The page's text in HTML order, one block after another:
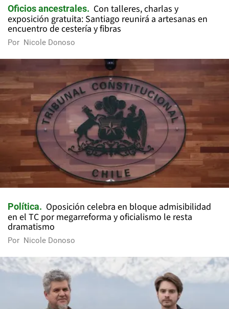
Oficios ancestrales
Con talleres, charlas y
exposición gratuita: Santiago reunirá a artesanas en
encuentro de cestería y fibras
Por Nicole Donoso
Política
Oposición celebra en bloque admisibilidad
en el TC por megarreforma y oficialismo le resta
dramatismo
Por Nicole Donoso